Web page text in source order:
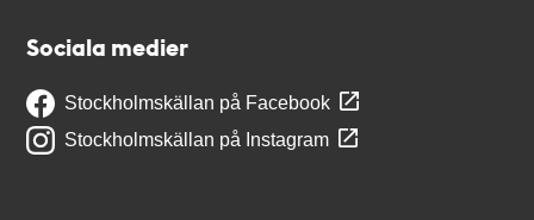
Sociala medier
Stockholmskällan på Facebook
Stockholmskällan på Instagram